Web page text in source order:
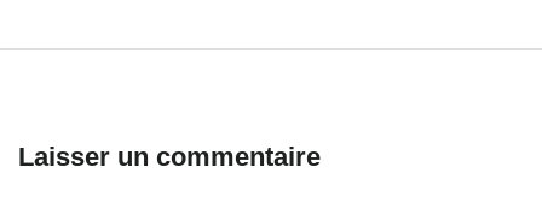
Laisser un commentaire